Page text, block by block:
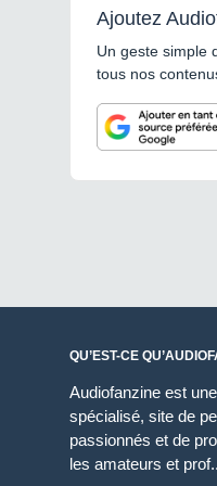
Ajoutez
Un geste simple
tous nos
QU’EST-CE
Audiofanzine est
spécialisé, site de
passionnés et de
les amateurs et